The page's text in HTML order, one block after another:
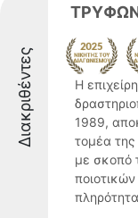
Διακριθέντες
Η
1989,
τομέα της
με σκοπό